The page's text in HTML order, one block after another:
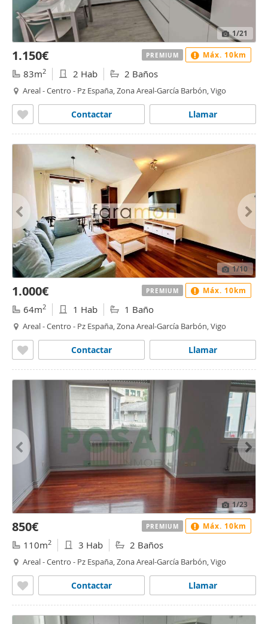
1/21
1.150€
83m2 2 Hab 2 Baños
Areal - Centro - Pz España, Zona Areal-García Barbón, Vigo
Llamar
Contactar
PREMIUM Máx. 10km
1/10
1.000€
64m2 1 Hab 1 Baño
Areal - Centro - Pz España, Zona Areal-García Barbón, Vigo
Llamar
Contactar
PREMIUM Máx. 10km
1/23
850€
110m2 3 Hab 2 Baños
Areal - Centro - Pz España, Zona Areal-García Barbón, Vigo
Llamar
Contactar
PREMIUM Máx. 10km